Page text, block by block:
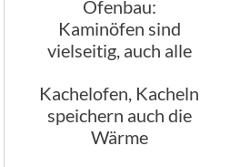
Wände
Ofenbau:
Kaminöfen sind
vielseitig, auch alle
Öfen
Kachelofen, Kacheln
speichern auch die
Wärme